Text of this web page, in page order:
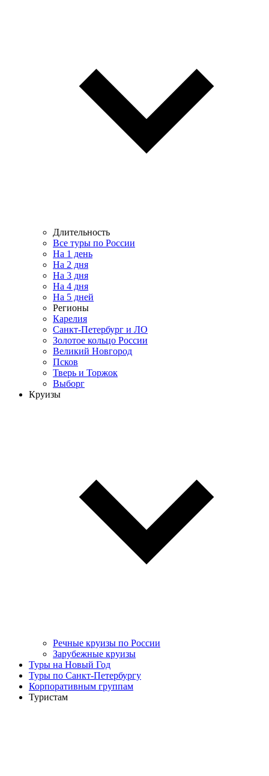
Длительность
Все туры по России
На 1 день
На 2 дня
На 3 дня
На 4 дня
На 5 дней
Регионы
Карелия
Санкт-Петербург и ЛО
Золотое кольцо России
Великий Новгород
Псков
Тверь и Торжок
Выборг
Круизы
Речные круизы по России
Зарубежные круизы
Туры на Новый Год
Туры по Санкт-Петербургу
Корпоративным группам
Туристам